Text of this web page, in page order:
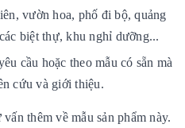
vườn hoa, phố đi bộ, quảng
biệt thự, khu nghỉ dưỡng...
cầu hoặc theo mẫu có sẵn mà
cứu và giới thiệu.
thêm về mẫu sản phẩm này.